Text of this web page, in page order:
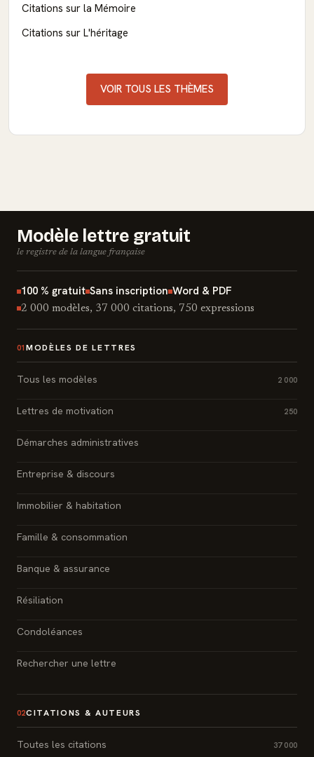
Citations sur la Mémoire
Citations sur L'héritage
VOIR TOUS LES THÈMES
Modèle lettre gratuit
le registre de la langue française
100 % gratuit Sans inscription Word & PDF
2 000 modèles, 37 000 citations, 750 expressions
01 MODÈLES DE LETTRES
Tous les modèles 2 000
Lettres de motivation 250
Démarches administratives
Entreprise & discours
Immobilier & habitation
Famille & consommation
Banque & assurance
Résiliation
Condoléances
Rechercher une lettre
02CITATIONS & AUTEURS
Toutes les citations 37 000